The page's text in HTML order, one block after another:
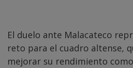
El duelo ante Malacateco
reto para el cuadro altense,
mejorar su rendimiento